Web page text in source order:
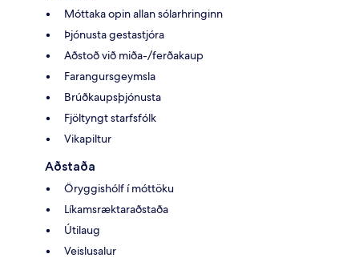
Móttaka opin allan sólarhringinn
Þjónusta gestastjóra
Aðstoð við miða-/ferðakaup
Farangursgeymsla
Brúðkaupsþjónusta
Fjöltyngt starfsfólk
Vikapiltur
Aðstaða
Öryggishólf í móttöku
Líkamsræktaraðstaða
Útilaug
Veislusalur